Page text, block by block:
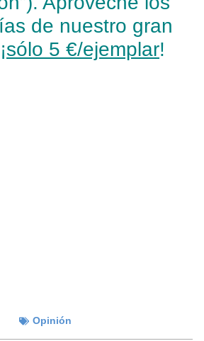
de nuestro gran
sólo 5 €/ejemplar!
Opinión